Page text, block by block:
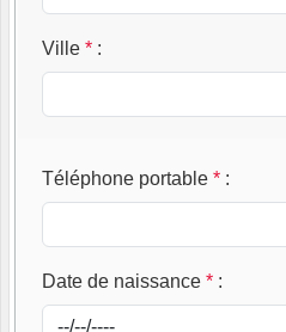
Ville * :
Téléphone portable * :
Date de naissance * :